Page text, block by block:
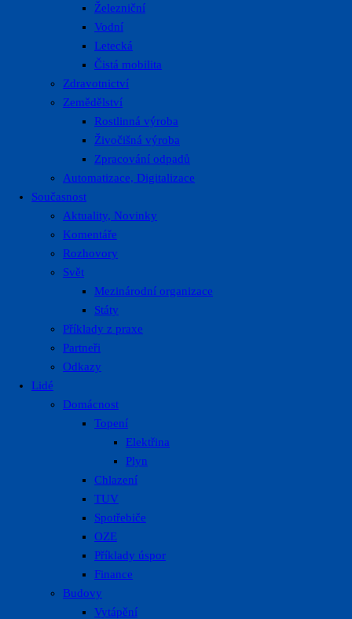
Železniční
Vodní
Letecká
Čistá mobilita
Zdravotnictví
Zemědělství
Rostlinná výroba
Živočišná výroba
Zpracování odpadů
Automatizace, Digitalizace
Současnost
Aktuality, Novinky
Komentáře
Rozhovory
Svět
Mezinárodní organizace
Státy
Příklady z praxe
Partneři
Odkazy
Lidé
Domácnost
Topení
Elektřina
Plyn
Chlazení
TUV
Spotřebiče
OZE
Příklady úspor
Finance
Budovy
Vytápění